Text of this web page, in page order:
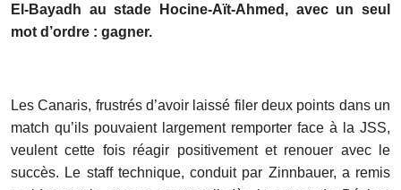
El-Bayadh au stade Hocine-Aït-Ahmed, avec un seul
mot d’ordre : gagner.
Les Canaris, frustrés d’avoir laissé filer deux points dans un
match qu’ils pouvaient largement remporter face à la JSS,
veulent cette fois réagir positivement et renouer avec le
succès. Le staff technique, conduit par Zinnbauer, a remis